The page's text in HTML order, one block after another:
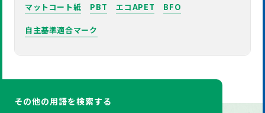
マットコート紙
PBT エコAPET BFO
自主基準適合マーク
その他の用語を検索する